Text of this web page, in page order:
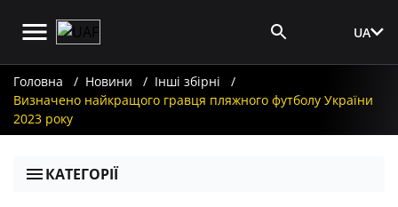
UA
Головна Новини
Інші збірні
Визначено найкращого гравця пляжного футболу України
2023 року
КАТЕГОРІЇ